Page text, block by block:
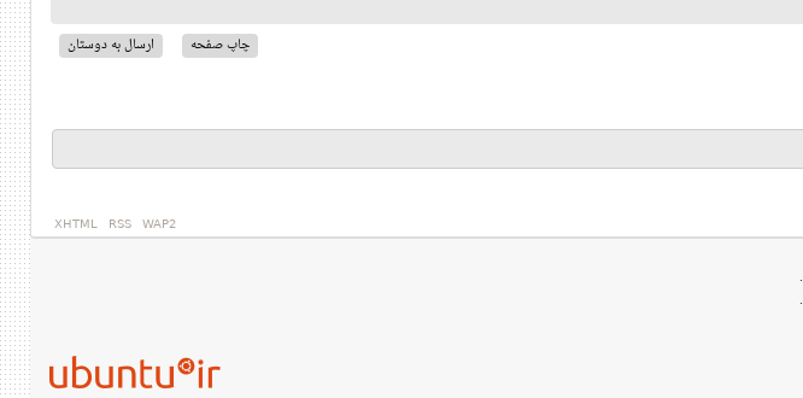
ارسال به دوستان چاپ صفحه
XHTML RSS WAP2